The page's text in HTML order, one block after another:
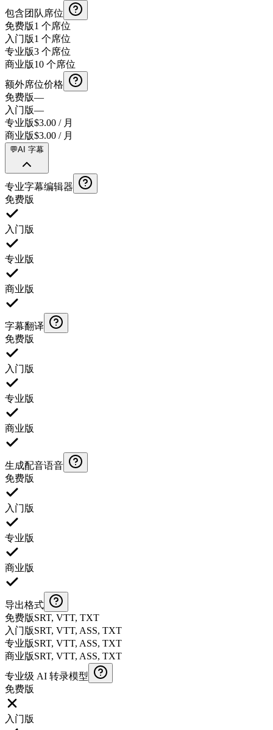
包含团队席位
免费版1 个席位
入门版1 个席位
专业版3 个席位
商业版10 个席位
额外席位价格
免费版—
入门版—
专业版$3.00 / 月
商业版$3.00 / 月
💬AI 字幕
专业字幕编辑器
免费版
入门版
专业版
商业版
字幕翻译
免费版
入门版
专业版
商业版
生成配音语音
免费版
入门版
专业版
商业版
导出格式
免费版SRT, VTT, TXT
入门版SRT, VTT, ASS, TXT
专业版SRT, VTT, ASS, TXT
商业版SRT, VTT, ASS, TXT
专业级 AI 转录模型
免费版
入门版